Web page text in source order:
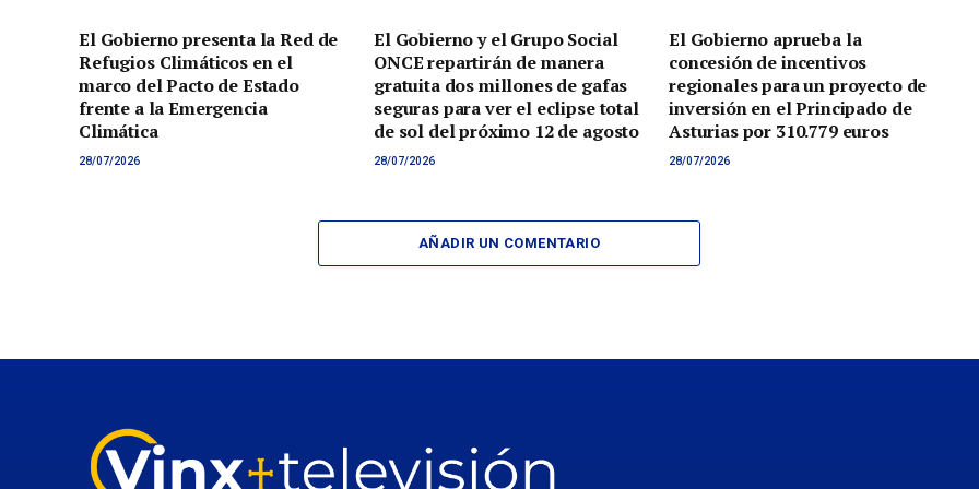
El Gobierno presenta la Red de
Refugios Climáticos en el
marco del Pacto de Estado
frente a la Emergencia
Climática
28/07/2026
El Gobierno y el Grupo Social
ONCE repartirán de manera
gratuita dos millones de gafas
seguras para ver el eclipse total
de sol del próximo 12 de agosto
28/07/2026
El Gobierno aprueba la
concesión de incentivos
regionales para un proyecto de
inversión en el Principado de
Asturias por 310.779 euros
28/07/2026
AÑADIR UN COMENTARIO